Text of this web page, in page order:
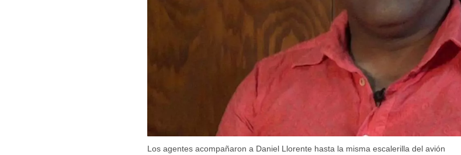
Los agentes acompañaron a Daniel Llorente hasta la misma escalerilla del avión